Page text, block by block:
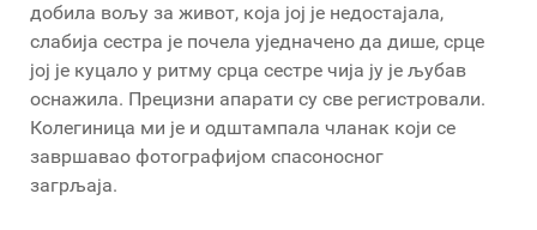
добила вољу за живот, која јој је недостајала,
слабија сестра је почела уједначено да дише, срце
јој је куцало у ритму срца сестре чија ју је љубав
оснажила. Прецизни апарати су све регистровали.
Колегиница ми је и одштампала чланак који се
завршавао фотографијом спасоносног
загрљаја.